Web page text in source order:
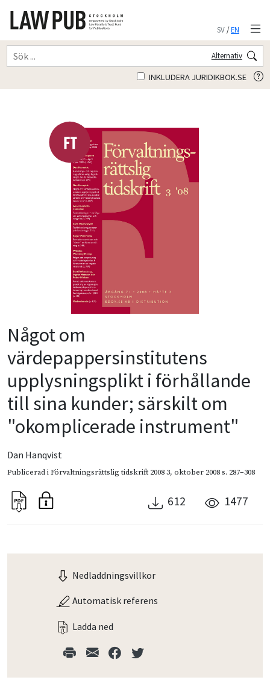
SV/EN
Alternativ
INKLUDERA JURIDIKBOK.SE
Något om
värdepappersinstitutens
upplysningsplikt i förhållande
till sina kunder; särskilt om
"okomplicerade instrument"
Dan Hanqvist
Publicerad iFörvaltningsrättslig tidskrift 2008 3, oktober 2008s. 287–308
612 1477
Nedladdningsvillkor
Automatisk referens
Ladda ned